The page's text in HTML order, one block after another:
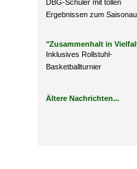
DBG-Schüler mit tollen
Ergebnissen zum
"Zusammenhalt in
Inklusives Rollstuhl-
Basketballturnier
Ältere Nachrichten...